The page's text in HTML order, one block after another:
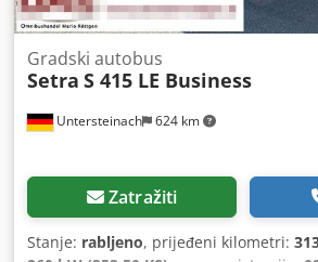
Untersteinach 624 km
Gradski autobus
Setra S 415 LE Business
Zatražiti
Stanje: rabljeno, prijeđeni kilometri: